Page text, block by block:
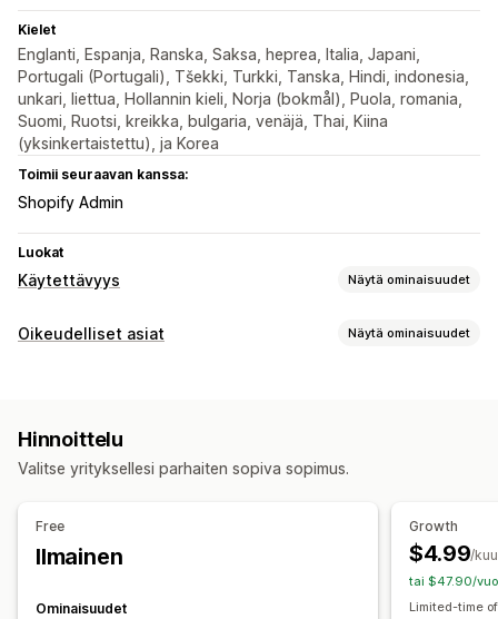
Kielet
Englanti, Espanja, Ranska, Saksa, heprea, Italia, Japani,
Portugali (Portugali), Tšekki, Turkki, Tanska, Hindi, indonesia,
unkari, liettua, Hollannin kieli, Norja (bokmål), Puola, romania,
Suomi, Ruotsi, kreikka, bulgaria, venäjä, Thai, Kiina
(yksinkertaistettu), ja Korea
Toimii seuraavan kanssa:
Shopify Admin
Luokat
Käytettävyys Näytä ominaisuudet
Vaatimustenmukaisuustyypit
Sertifikaatti Lausunto
Kirkkaus
Ääninavigointi Näppäinnavigointi
Kursorin koko
Linkitä kohokohdat
Analytiikka
Oikeudelliset asiat Näytä ominaisuudet
Vaatimustenmukaisuusraportit
Painikkeet
Hinnoittelu
Valitse yrityksellesi parhaiten sopiva sopimus.
Free
Ilmainen
Ominaisuudet
Growth
$4.99/
tai $47.90/
Limited-time